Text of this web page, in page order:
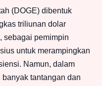
(DOGE) dibentuk
triliunan dolar
sebagai pemimpin
untuk merampingkan
Namun, dalam
tantangan dan